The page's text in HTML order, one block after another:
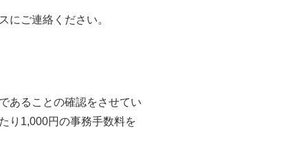
にご連絡ください。
あることの確認をさせてい
り1,000円の事務手数料を